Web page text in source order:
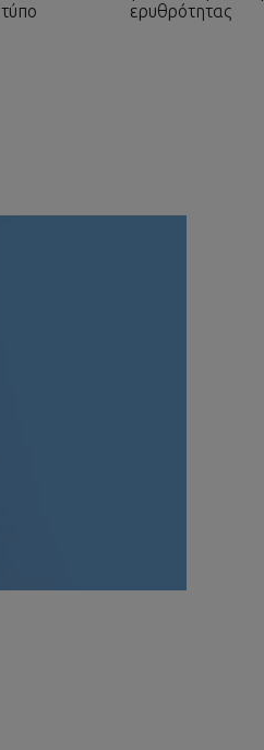
ερυθρότητας